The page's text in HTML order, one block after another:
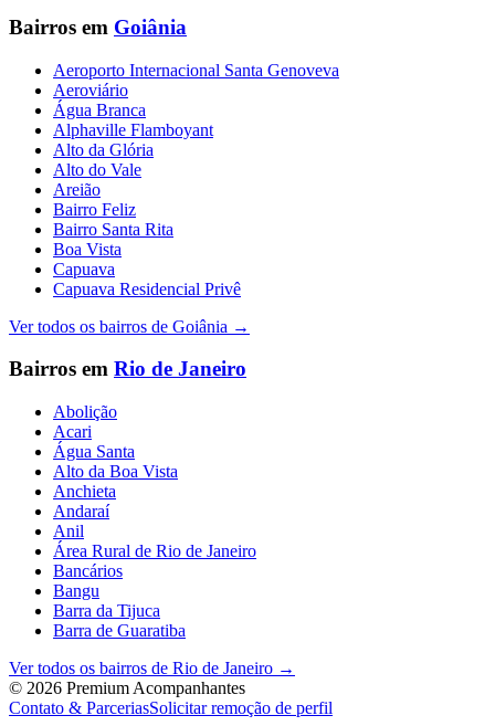
Bairros em Goiânia
Aeroporto Internacional Santa Genoveva
Aeroviário
Água Branca
Alphaville Flamboyant
Alto da Glória
Alto do Vale
Areião
Bairro Feliz
Bairro Santa Rita
Boa Vista
Capuava
Capuava Residencial Privê
Ver todos os bairros de Goiânia →
Bairros em Rio de Janeiro
Abolição
Acari
Água Santa
Alto da Boa Vista
Anchieta
Andaraí
Anil
Área Rural de Rio de Janeiro
Bancários
Bangu
Barra da Tijuca
Barra de Guaratiba
Ver todos os bairros de Rio de Janeiro →
© 2026 Premium Acompanhantes
Contato & ParceriasSolicitar remoção de perfil